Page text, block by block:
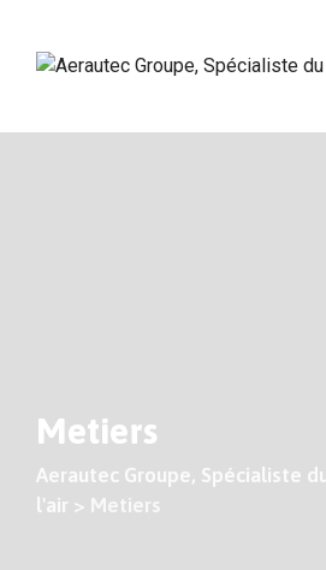
content
Metiers
Aerautec Groupe, Spécialiste
l'air > Metiers